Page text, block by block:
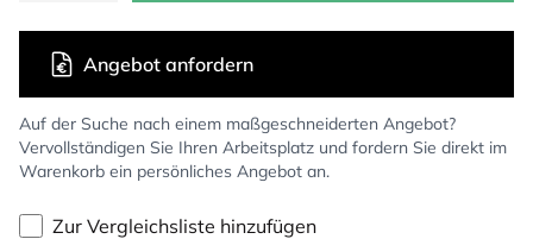
Auf der Suche nach einem maßgeschneiderten Angebot?
Vervollständigen Sie Ihren Arbeitsplatz und fordern Sie direkt im
Warenkorb ein persönliches Angebot an.
Angebot anfordern
Zur Vergleichsliste hinzufügen